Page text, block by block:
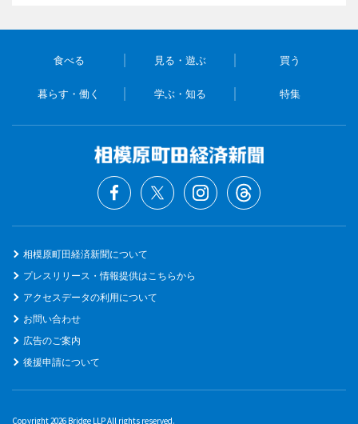
食べる 見る・遊ぶ 買う
暮らす・働く 学ぶ・知る 特集
相模原町田経済新聞について
プレスリリース・情報提供はこちらから
アクセスデータの利用について
お問い合わせ
広告のご案内
後援申請について
Copyright 2026 Bridge LLP All rights reserved.